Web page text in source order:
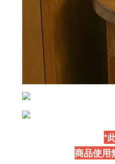
*
商品使用